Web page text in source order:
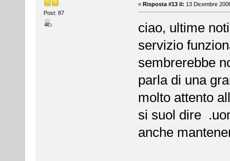
Post: 87
« Risposta #13 il: 13 Dicembre
ciao, ultime
servizio
sembrerebbe
parla di una
molto attento
si suol dire
anche